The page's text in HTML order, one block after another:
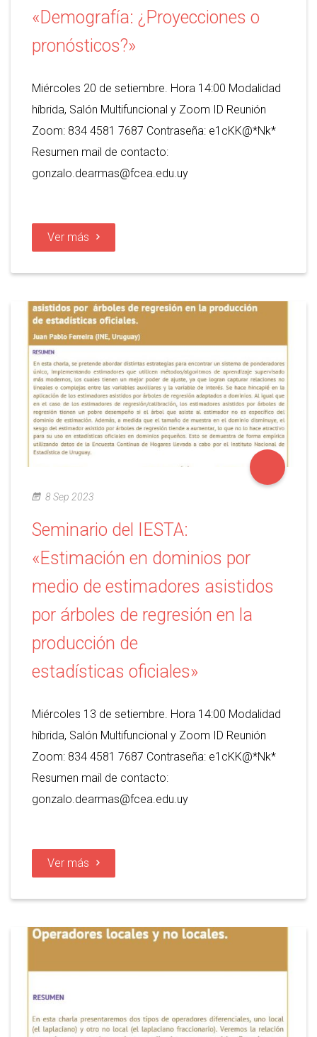
«Demografía: ¿Proyecciones o
pronósticos?»
Miércoles 20 de setiembre. Hora 14:00 Modalidad
híbrida, Salón Multifuncional y Zoom ID Reunión
Zoom: 834 4581 7687 Contraseña: e1cKK@*Nk*
Resumen mail de contacto:
gonzalo.dearmas@fcea.edu.uy
Ver más
8 Sep 2023
Seminario del IESTA:
«Estimación en dominios por
medio de estimadores asistidos
por árboles de regresión en la
producción de
estadísticas oficiales»
Miércoles 13 de setiembre. Hora 14:00 Modalidad
híbrida, Salón Multifuncional y Zoom ID Reunión
Zoom: 834 4581 7687 Contraseña: e1cKK@*Nk*
Resumen mail de contacto:
gonzalo.dearmas@fcea.edu.uy
Ver más